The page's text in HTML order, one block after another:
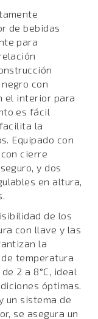
de bebidas
para
con
el interior para
es fácil
la
Equipado con
cierre
y dos
en altura,
de los
con llave y las
la
temperatura
2 a 8°C, ideal
óptimas.
un sistema de
se asegura un